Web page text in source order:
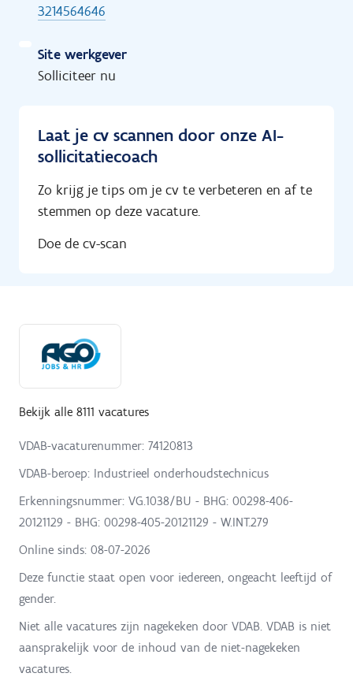
3214564646
Site werkgever
Solliciteer nu
Laat je cv scannen door onze AI-
sollicitatiecoach
Zo krijg je tips om je cv te verbeteren en af te
stemmen op deze vacature.
Doe de cv-scan
Bekijk alle 8111 vacatures
VDAB-vacaturenummer: 74120813
VDAB-beroep: Industrieel onderhoudstechnicus
Erkenningsnummer: VG.1038/BU - BHG: 00298-406-
20121129 - BHG: 00298-405-20121129 - W.INT.279
Online sinds: 08-07-2026
Deze functie staat open voor iedereen, ongeacht leeftijd of
gender.
Niet alle vacatures zijn nagekeken door VDAB. VDAB is niet
aansprakelijk voor de inhoud van de niet-nagekeken
vacatures.